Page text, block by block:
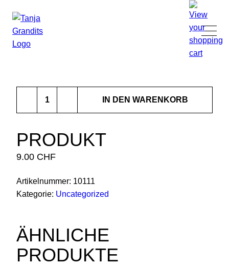
RESTAURANT STUCKI
KONTAKT
ONLINESHOP
IN DEN WARENKORB
PRODUKT
9.00 CHF
Artikelnummer: 10111
Kategorie: Uncategorized
ÄHNLICHE
PRODUKTE